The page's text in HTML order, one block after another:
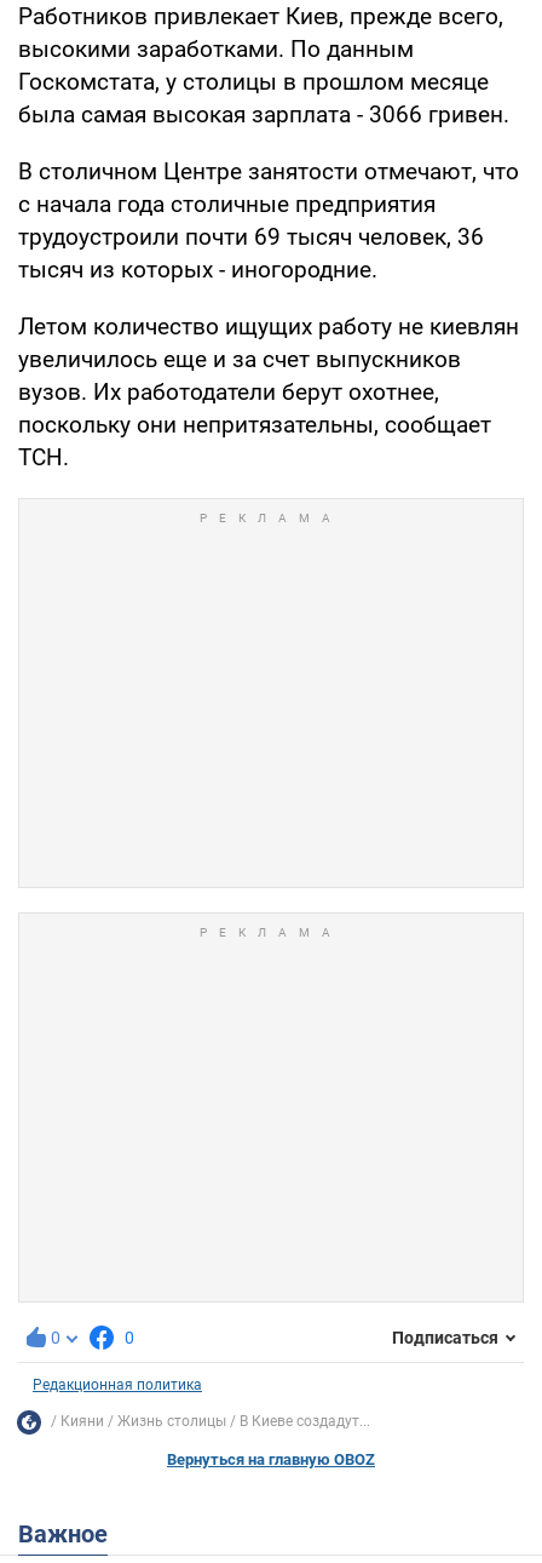
Работников привлекает Киев, прежде всего,
высокими заработками. По данным
Госкомстата, у столицы в прошлом месяце
была самая высокая зарплата - 3066 гривен.
В столичном Центре занятости отмечают, что
с начала года столичные предприятия
трудоустроили почти 69 тысяч человек, 36
тысяч из которых - иногородние.
Летом количество ищущих работу не киевлян
увеличилось еще и за счет выпускников
вузов. Их работодатели берут охотнее,
поскольку они непритязательны, сообщает
ТСН.
0 0 Подписаться
Редакционная политика
Кияни Жизнь столицы В Киеве создадут...
Вернуться на главную OBOZ
Важное